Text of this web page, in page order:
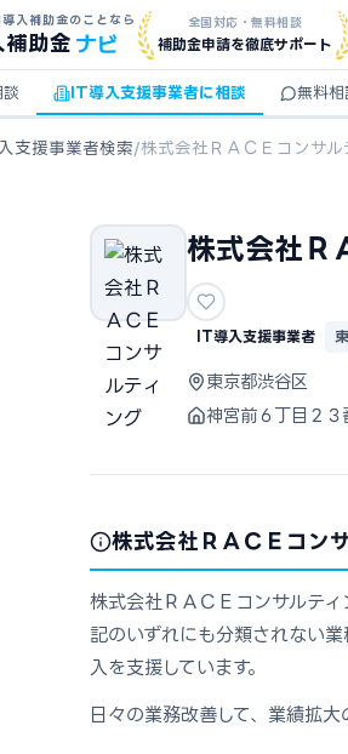
入補助金のことなら
補助金 ナビ
全国対応・無料相談
補助金申請を徹底サポート
談 IT導入支援事業者に相談 無料相
支援事業者検索/株式会社ＲＡＣＥコンサル
株式会社Ｒ
IT導入支援事業者
東京都渋谷区
神宮前６丁目２３
株式会社ＲＡＣＥコン
株式会社ＲＡＣＥコンサルテ
記のいずれにも分類されない
入を支援しています。
日々の業務改善して、業績拡大